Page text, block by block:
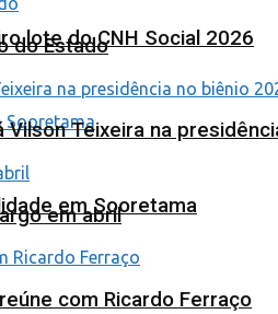
lote do CNH Social 2026
em Sooretama
do Estado
Teixeira na
em abril
com Ricardo Ferraço